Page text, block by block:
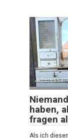
haben,
fragen
Als ich